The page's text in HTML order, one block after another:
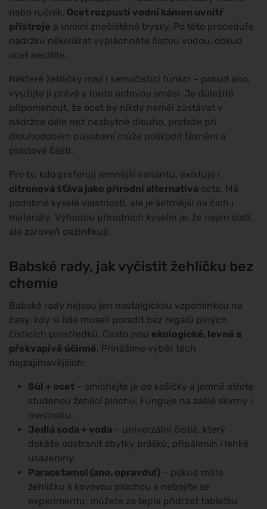
nebo ručník. Ocet rozpustí vodní kámen uvnitř
přístroje a uvolní znečištěné trysky. Po této proceduře
nádržku několikrát vypláchněte čistou vodou, dokud
ocet necítíte.
Některé žehličky mají i samočisticí funkci – pokud ano,
využijte ji právě s touto octovou směsí. Je důležité
připomenout, že ocet by nikdy neměl zůstávat v
nádržce déle než nezbytně dlouho, protože při
dlouhodobém působení může poškodit těsnění a
plastové části.
Pro ty, kdo preferují jemnější variantu, existuje i
citronová šťáva jako přírodní alternativa octa. Má
podobné kyselé vlastnosti, ale je šetrnější na čich i
materiály. Výhodou přírodních kyselin je, že nejen čistí,
ale zároveň dezinfikují.
Babské rady, jak vyčistit žehličku bez
chemie
Babské rady nejsou jen nostalgickou vzpomínkou na
časy, kdy si lidé museli poradit bez regálů plných
čisticích prostředků. Často jsou ekologické, levné a
překvapivě účinné. Přinášíme výběr těch
nejzajímavějších:
Sůl + ocet – smíchejte je do kašičky a jemně otřete
studenou žehlicí plochu. Funguje na zašlé skvrny i
mastnotu.
Jedlá soda + voda – univerzální čistič, který
dokáže odstranit zbytky prášků, připálenin i lehké
usazeniny.
Paracetamol (ano, opravdu!) – pokud máte
žehličku s kovovou plochou a nebojíte se
experimentu, můžete za tepla přidržet tabletku